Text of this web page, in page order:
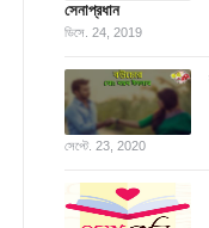
সেনাপ্রধান
ডিসে. 24, 2019
সেপ্টে. 23, 2020